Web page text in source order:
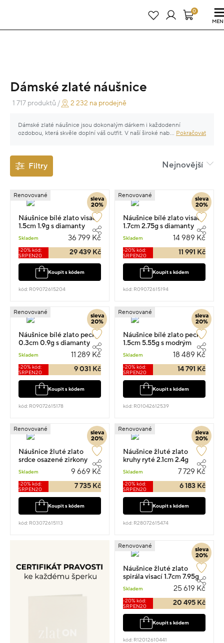
25 dní : 16h : 12m : 55s0
Dámské zlaté náušnice
1 717 produktů / 2 232 na prodejně
Dámské zlaté náušnice jsou dokonalým dárkem i každodenní
ozdobou, která skvěle doplní váš outfit. V naší široké nabídce
kameny. K zářivým zlatým náušnicím vybírejte nadčasový řetízek či
náramek a potěšte sebe nebo své blízké luxusním zlatým šperkem.
... Pokračovat
Nejnovější
Filtry
sleva
20%
Renovované
Náušnice bílé zlato visací
1.5cm 1.9g s diamanty
Skladem 36 799 Kč
-20% kód:
SRPEN20
29 439 Kč
Koupit s kódem
kód: R09072615204
sleva
20%
Renovované
Náušnice bílé zlato visací
1.7cm 2.75g s diamanty
Skladem 14 989 Kč
-20% kód:
SRPEN20
11 991 Kč
Koupit s kódem
kód: R09072615194
sleva
20%
Renovované
Náušnice bílé zlato pecky
0.3cm 0.9g s diamanty
Skladem 11 289 Kč
-20% kód:
SRPEN20
9 031 Kč
Koupit s kódem
kód: R09072615178
sleva
20%
Renovované
Náušnice bílé zlato pecky
1.5cm 5.55g s modrým
topazem a diamanty
0.014ct
Skladem 18 489 Kč
-20% kód:
SRPEN20
14 791 Kč
Koupit s kódem
kód: R01042612539
sleva
20%
Renovované
Náušnice žluté zlato
srdce osazené zirkony
Skladem 9 669 Kč
-20% kód:
SRPEN20
7 735 Kč
Koupit s kódem
kód: R03072615113
sleva
20%
Renovované
Náušnice žluté zlato
kruhy ryté 2.1cm 2.4g
Skladem 7 729 Kč
-20% kód:
SRPEN20
6 183 Kč
Koupit s kódem
kód: R28072615474
sleva
20%
Renovované
Náušnice žluté zlato
spirála visací 1.7cm 7.95g
Skladem 25 619 Kč
-20% kód:
SRPEN20
20 495 Kč
Koupit s kódem
kód: R12012610441